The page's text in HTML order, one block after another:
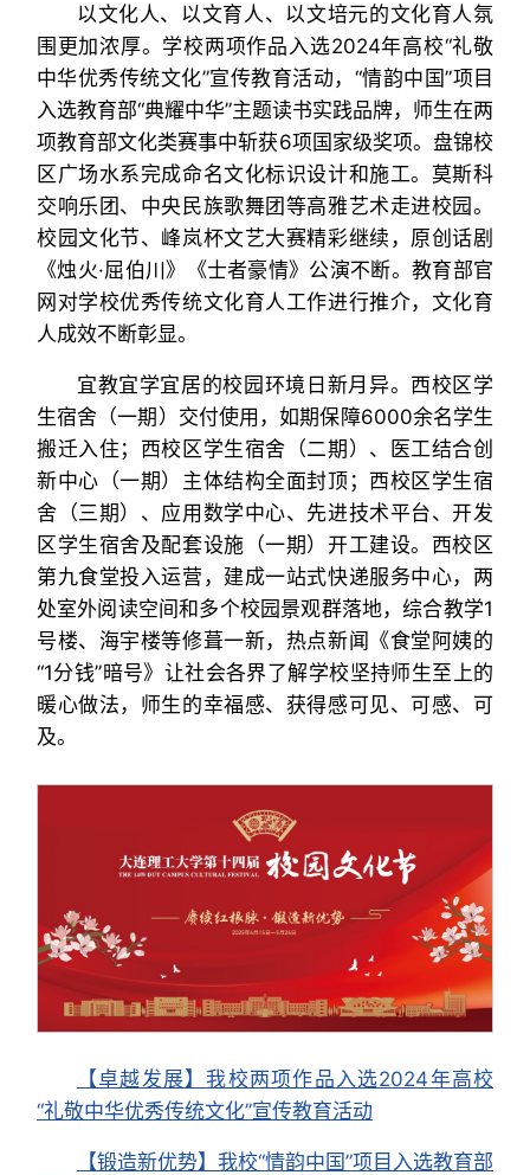
以文化人、以文育人、以文培元的文化育人氛
围更加浓厚。学校两项作品入选2024年高校“礼敬
中华优秀传统文化”宣传教育活动，“情韵中国”项目
入选教育部“典耀中华”主题读书实践品牌，师生在两
项教育部文化类赛事中斩获6项国家级奖项。盘锦校
区广场水系完成命名文化标识设计和施工。莫斯科
交响乐团、中央民族歌舞团等高雅艺术走进校园。
校园文化节、峰岚杯文艺大赛精彩继续，原创话剧
《烛火·屈伯川》《士者豪情》公演不断。教育部官
网对学校优秀传统文化育人工作进行推介，文化育
人成效不断彰显。
宜教宜学宜居的校园环境日新月异。西校区学
生宿舍（一期）交付使用，如期保障6000余名学生
搬迁入住；西校区学生宿舍（二期）、医工结合创
新中心（一期）主体结构全面封顶；西校区学生宿
舍（三期）、应用数学中心、先进技术平台、开发
区学生宿舍及配套设施（一期）开工建设。西校区
第九食堂投入运营，建成一站式快递服务中心，两
处室外阅读空间和多个校园景观群落地，综合教学1
号楼、海宇楼等修葺一新，热点新闻《食堂阿姨的
“1分钱”暗号》让社会各界了解学校坚持师生至上的
暖心做法，师生的幸福感、获得感可见、可感、可
及。
【卓越发展】我校两项作品入选2024年高校
“礼敬中华优秀传统文化”宣传教育活动
【锻造新优势】我校“情韵中国”项目入选教育部